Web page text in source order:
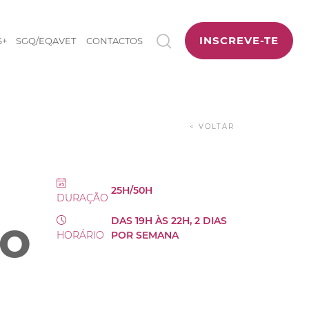
SGQ/EQAVET CONTACTOS INSCREVE-TE
< VOLTAR
DURAÇÃO
25H/50H
HORÁRIO
DAS 19H ÀS 22H, 2 DIAS
POR SEMANA